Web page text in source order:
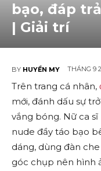
bạo, đáp
| Giải trí
BY HUYỀN MY THÁNG 9
Trên trang cá nhân,
mới, đánh dấu sự
vắng bóng. Nữ ca
nude đầy táo bạo
dáng, dùng đàn
góc chụp nên hình